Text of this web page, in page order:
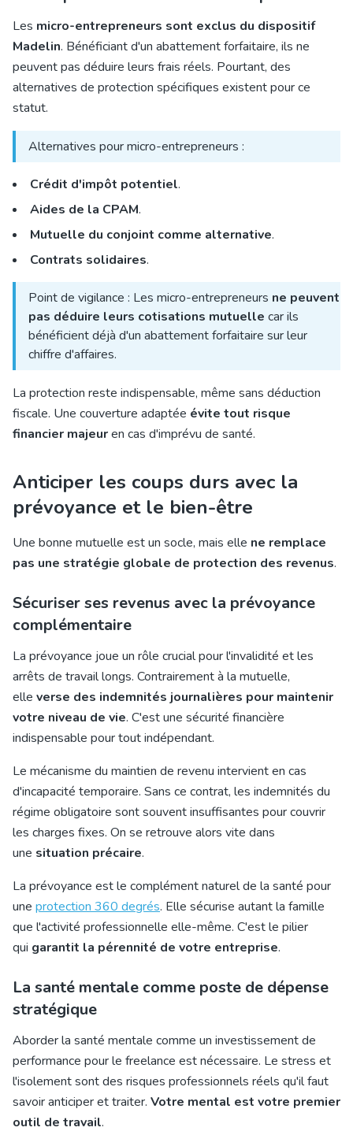
Les micro-entrepreneurs sont exclus du dispositif
Madelin. Bénéficiant d'un abattement forfaitaire, ils ne
peuvent pas déduire leurs frais réels. Pourtant, des
alternatives de protection spécifiques existent pour ce
statut.
Alternatives pour micro-entrepreneurs :
Crédit d'impôt potentiel.
Aides de la CPAM.
Mutuelle du conjoint comme alternative.
Contrats solidaires.
Point de vigilance : Les micro-entrepreneurs ne peuvent
pas déduire leurs cotisations mutuelle car ils
bénéficient déjà d'un abattement forfaitaire sur leur
chiffre d'affaires.
La protection reste indispensable, même sans déduction
fiscale. Une couverture adaptée évite tout risque
financier majeuren cas d'imprévu de santé.
Anticiper les coups durs avec la
prévoyance et le bien-être
Une bonne mutuelle est un socle, mais elle ne remplace
pas une stratégie globale de protection des revenus.
Sécuriser ses revenus avec la prévoyance
complémentaire
La prévoyance joue un rôle crucial pour l'invalidité et les
arrêts de travail longs. Contrairement à la mutuelle,
elle verse des indemnités journalières pour maintenir
votre niveau de vie. C'est une sécurité financière
indispensable pour tout indépendant.
Le mécanisme du maintien de revenu intervient en cas
d'incapacité temporaire. Sans ce contrat, les indemnités du
régime obligatoire sont souvent insuffisantes pour couvrir
les charges fixes. On se retrouve alors vite dans
une situation précaire.
La prévoyance est le complément naturel de la santé pour
une protection 360 degrés. Elle sécurise autant la famille
que l'activité professionnelle elle-même. C'est le pilier
qui garantit la pérennité de votre entreprise.
La santé mentale comme poste de dépense
stratégique
Aborder la santé mentale comme un investissement de
performance pour le freelance est nécessaire. Le stress et
l'isolement sont des risques professionnels réels qu'il faut
savoir anticiper et traiter. Votre mental est votre premier
outil de travail.